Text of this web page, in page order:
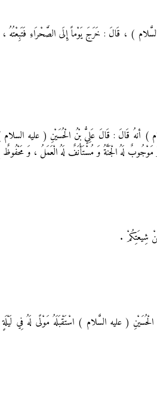
) ، قَالَ : خَرَجَ يَوْماً إِلَى الصَّحْرَاءِ فَتَبِعْتُهُ
) أنهُ قَالَ : قَالَ عَلِيُّ بْنُ الْحُسَيْنِ ( عليه
لَهُ الْجَنَّةُ وَ مُسْتَأْنَفٌ لَهُ الْعَمَلُ ، وَ مَحْفُوظٌ
شِيعَتِكُمْ .
( عليه السَّلام ) اسْتَقْبَلَهُ مَوْلًى لَهُ فِي